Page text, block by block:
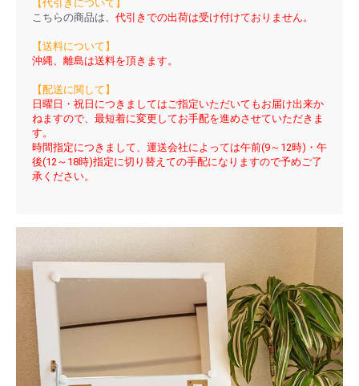
【代引きについて】
こちらの商品は、 代引きでの出荷は受け付けておりません。
【送料について】
沖縄、離島は送料を頂きます。
【配送に関して】
日曜日・祝日につきましてはご指定いただいてもお届け出来か
ねますので、最短着に変更してお手配を進めさせていただきま
す。
時間指定につきまして、運送会社によっては午前(9～12時)・午
後(12～18時)指定に切り替えての手配になりますので予めご了
承ください。